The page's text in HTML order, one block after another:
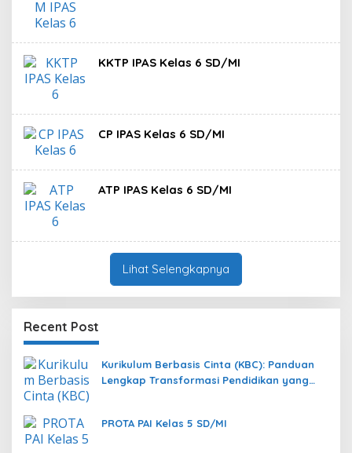
KKTP IPAS Kelas 6 SD/MI
CP IPAS Kelas 6 SD/MI
ATP IPAS Kelas 6 SD/MI
Lihat Selengkapnya
Recent Post
Kurikulum Berbasis Cinta (KBC): Panduan
Lengkap Transformasi Pendidikan yang
PROTA PAI Kelas 5 SD/MI